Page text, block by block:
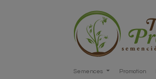
Semences Promotion